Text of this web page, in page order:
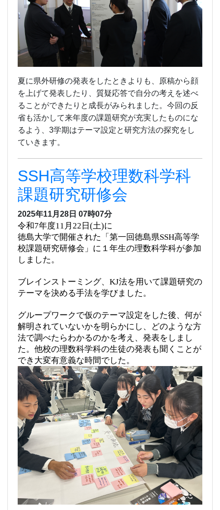
夏に県外研修の発表をしたときよりも、原稿から顔
を上げて発表したり、質疑応答で自分の考えを述べ
ることができたりと成長がみられました。今回の反
省も活かして来年度の課題研究が充実したものにな
るよう、3学期はテーマ設定と研究方法の探究をし
ていきます。
SSH高等学校理数科学科
課題研究研修会
2025年11月28日 07時07分
令和7年度11月22日(土)に
徳島大学で開催された「第一回徳島県SSH高等学
校課題研究研修会」に１年生の理数科学科が参加
しました。
ブレインストーミング、KJ法を用いて課題研究の
テーマを決める手法を学びました。
グループワークで仮のテーマ設定をした後、何が
解明されていないかを明らかにし、どのような方
法で調べたらわかるのかを考え、発表をしまし
た。他校の理数科学科の生徒の発表も聞くことが
でき大変有意義な時間でした。